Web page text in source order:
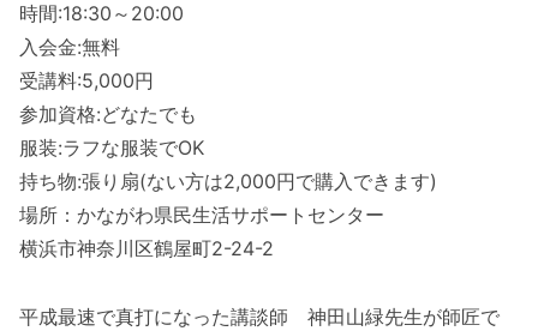
時間:18:30～20:00
入会金:無料
受講料:5,000円
参加資格:どなたでも
服装:ラフな服装でOK
持ち物:張り扇(ない方は2,000円で購入できます)
場所：かながわ県民生活サポートセンター
横浜市神奈川区鶴屋町2-24-2
平成最速で真打になった講談師 神田山緑先生が師匠で